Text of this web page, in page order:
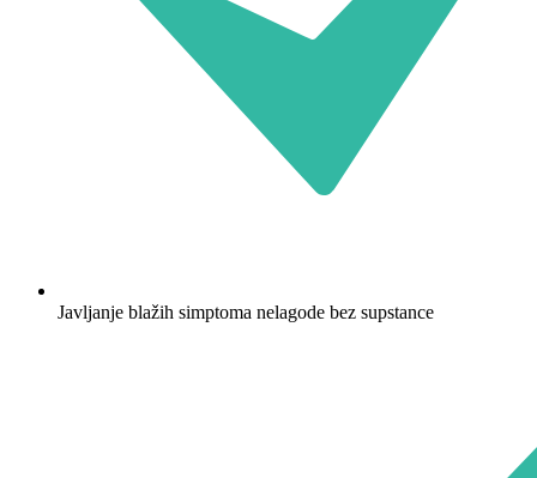
Javljanje blažih simptoma nelagode bez supstance